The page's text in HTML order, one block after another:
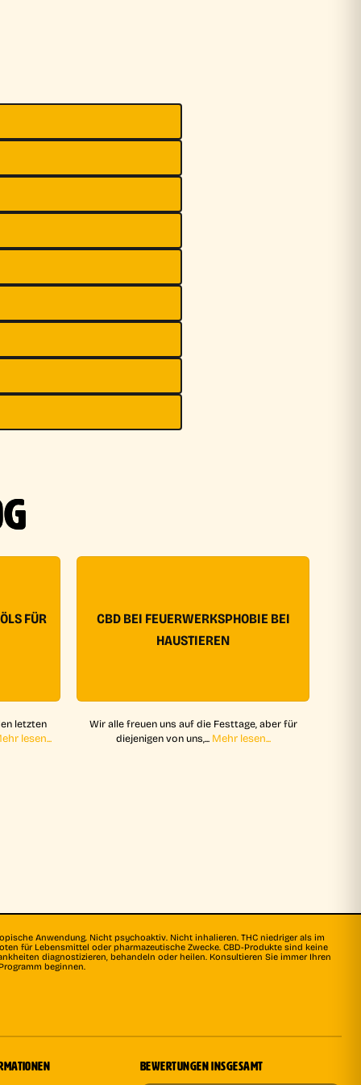
FÜR
letzten
lesen...
CBD BEI FEUERWERKSPHOBIE BEI
HAUSTIEREN
Wir alle freuen uns auf die Festtage, aber für
diejenigen von uns,... Mehr lesen...
Anwendung. Nicht psychoaktiv. Nicht inhalieren. THC niedriger als im
für Lebensmittel oder pharmazeutische Zwecke. CBD-Produkte sind keine
diagnostizieren, behandeln oder heilen. Konsultieren Sie immer Ihren
beginnen.
BEWERTUNGEN INSGESAMT